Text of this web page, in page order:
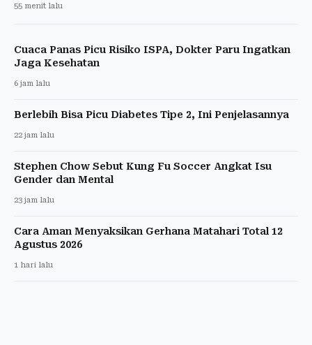
55 menit lalu
Cuaca Panas Picu Risiko ISPA, Dokter Paru Ingatkan
Jaga Kesehatan
6 jam lalu
Berlebih Bisa Picu Diabetes Tipe 2, Ini Penjelasannya
22 jam lalu
Stephen Chow Sebut Kung Fu Soccer Angkat Isu
Gender dan Mental
23 jam lalu
Cara Aman Menyaksikan Gerhana Matahari Total 12
Agustus 2026
1 hari lalu